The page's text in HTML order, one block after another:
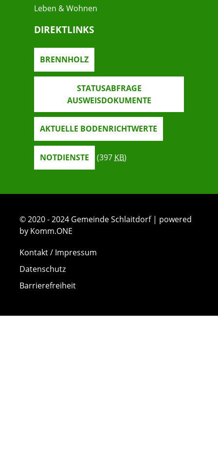
Leben & Wohnen
DIREKTLINKS
BRENNHOLZ
STATUSABFRAGE
AUSWEISDOKUMENTE
AKTUELLE BODENRICHTWERTE
NOTDIENSTE (397 KB)
© 2020 - 2024 Gemeinde Schlaitdorf | powered
by Komm.ONE
Kontakt / Impressum
Datenschutz
Barrierefreiheit